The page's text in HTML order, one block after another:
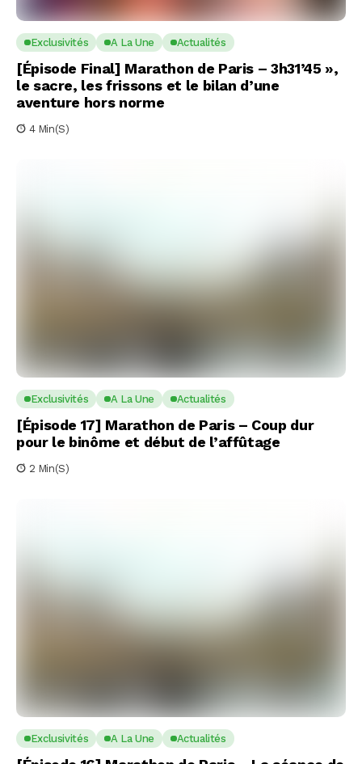
Exclusivités A La Une Actualités
[Épisode Final] Marathon de Paris – 3h31’45 »,
le sacre, les frissons et le bilan d’une
aventure hors norme
4 Min(s)
Exclusivités A La Une Actualités
[Épisode 17] Marathon de Paris – Coup dur
pour le binôme et début de l’affûtage
2 Min(s)
Exclusivités A La Une Actualités